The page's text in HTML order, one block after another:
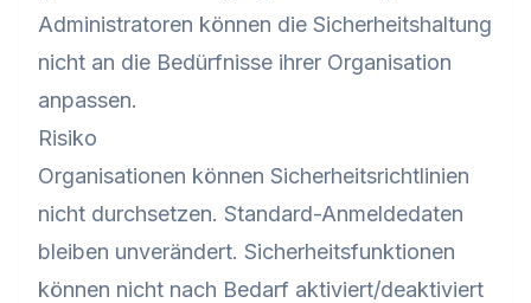
Administratoren können die Sicherheitshaltung
nicht an die Bedürfnisse ihrer Organisation
anpassen.
Risiko
Organisationen können Sicherheitsrichtlinien
nicht durchsetzen. Standard-Anmeldedaten
bleiben unverändert. Sicherheitsfunktionen
können nicht nach Bedarf aktiviert/deaktiviert